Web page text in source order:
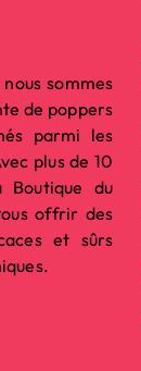
sommes
de poppers
parmi les
plus de 10
Boutique du
offrir des
et sûrs